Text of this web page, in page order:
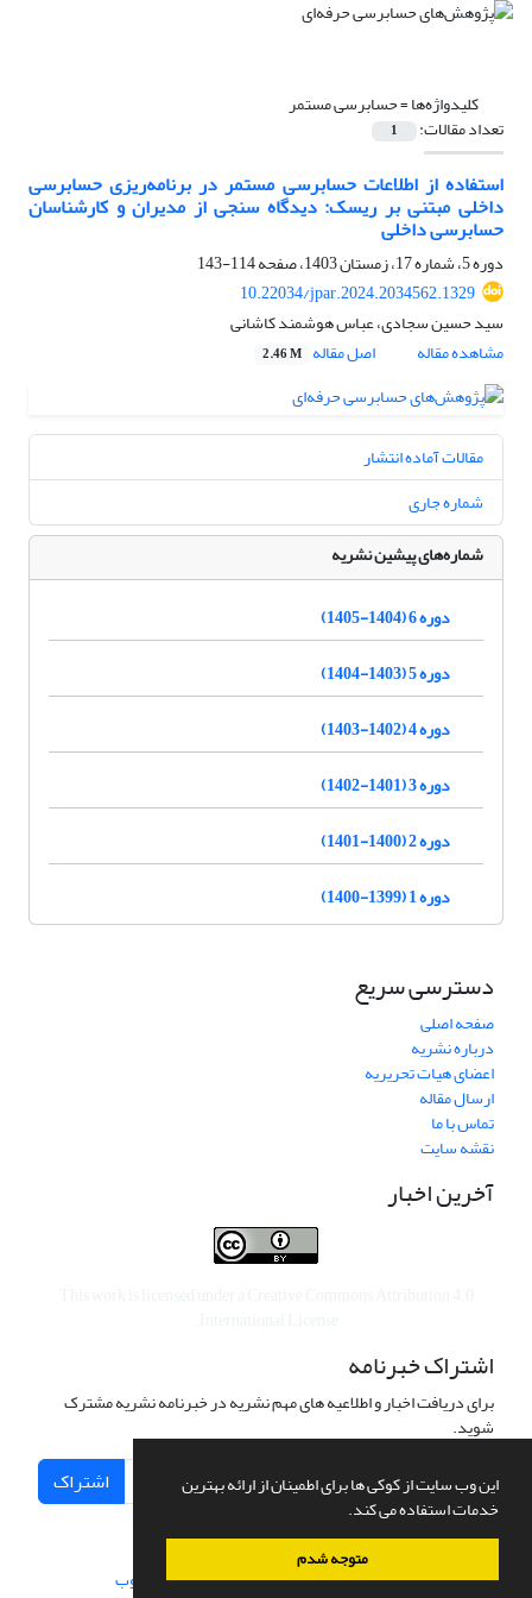
این وب سایت از کوکی ها برای اطمینان از ارائه بهترین
خدمات استفاده می کند.
متوجه شدم
کلیدواژه‌ها =حسابرسی مستمر
تعداد مقالات: 1
استفاده از اطلاعات حسابرسی مستمر در برنامه‌ریزی حسابرسی
داخلی مبتنی بر ریسک: دیدگاه سنجی از مدیران و کارشناسان
حسابرسی داخلی
دوره 5، شماره 17، زمستان 1403، صفحه
114-143
10.22034/jpar.2024.2034562.1329
سید حسین سجادی، عباس هوشمند کاشانی
مشاهده مقاله
اصل مقاله 2.46 M
مقالات آماده انتشار
شماره جاری
شماره‌های پیشین نشریه
دوره 6 (1404-1405)
دوره 5 (1403-1404)
دوره 4 (1402-1403)
دوره 3 (1401-1402)
دوره 2 (1400-1401)
دوره 1 (1399-1400)
دسترسی سریع
صفحه اصلی
درباره نشریه
اعضای هیات تحریریه
ارسال مقاله
تماس با ما
نقشه سایت
آخرین اخبار
اشتراک خبرنامه
برای دریافت اخبار و اطلاعیه های مهم نشریه در خبرنامه نشریه مشترک
شوید.
اشتراک
سامانه مدیریت نشریات علمی.طراحی و پیاده سازی از سیناوب